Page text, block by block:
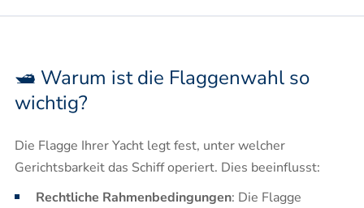
🛥️ Warum ist die Flaggenwahl so
wichtig?
Die Flagge Ihrer Yacht legt fest, unter welcher
Gerichtsbarkeit das Schiff operiert. Dies beeinflusst:​
Rechtliche Rahmenbedingungen: Die Flagge